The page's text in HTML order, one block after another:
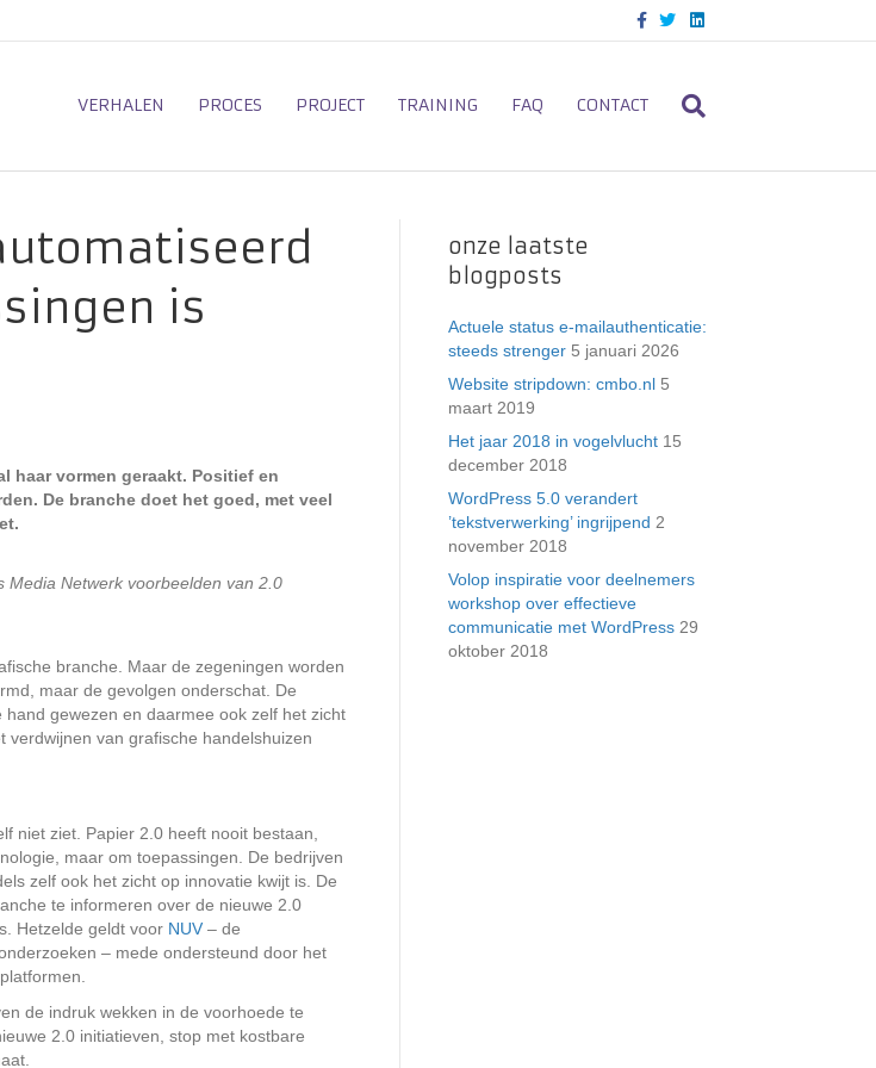
c
o
o
T
i
e
L
n
d
VERHALEN PROCES PROJECT TRAINING FAQ CONTACT
is
haar vormen geraakt. Positief en
De branche doet het goed, met veel
Media Netwerk voorbeelden van 2.0
branche. Maar de zegeningen worden
maar de gevolgen onderschat. De
gewezen en daarmee ook zelf het zicht
van grafische handelshuizen
niet ziet. Papier 2.0 heeft nooit bestaan,
maar om toepassingen. De bedrijven
zelf ook het zicht op innovatie kwijt is. De
te informeren over de nieuwe 2.0
Hetzelde geldt voor NUV – de
– mede ondersteund door het
de indruk wekken in de voorhoede te
2.0 initiatieven, stop met kostbare
onze laatste
blogposts
Actuele status e-mailauthenticatie:
steeds strenger 5 januari 2026
Website stripdown: cmbo.nl 5
maart 2019
Het jaar 2018 in vogelvlucht 15
december 2018
WordPress 5.0 verandert
’tekstverwerking’ ingrijpend 2
november 2018
Volop inspiratie voor deelnemers
workshop over effectieve
communicatie met WordPress 29
oktober 2018